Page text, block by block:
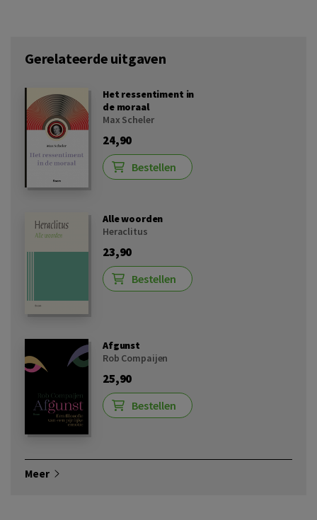
Gerelateerde uitgaven
Het ressentiment in
de moraal
Max Scheler
24,90
Bestellen
Alle woorden
Heraclitus
23,90
Bestellen
Afgunst
Rob Compaijen
25,90
Bestellen
Meer